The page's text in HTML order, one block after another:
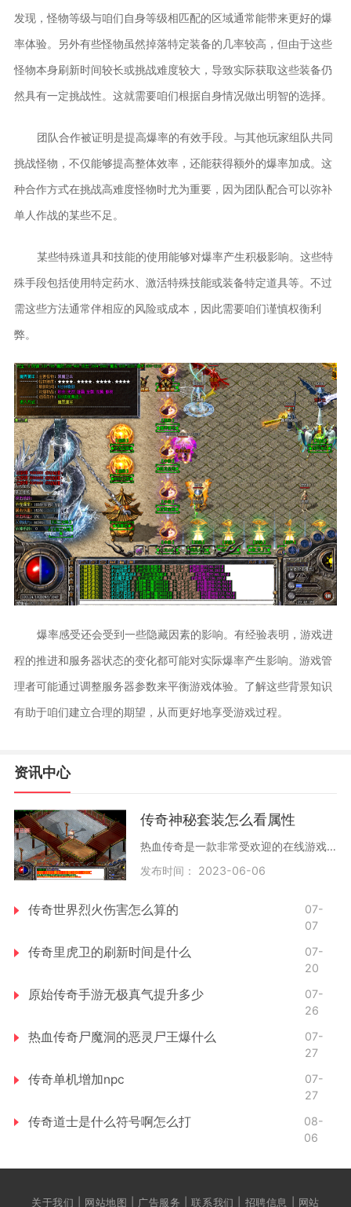
发现，怪物等级与咱们自身等级相匹配的区域通常能带来更好的爆
率体验。另外有些怪物虽然掉落特定装备的几率较高，但由于这些
怪物本身刷新时间较长或挑战难度较大，导致实际获取这些装备仍
然具有一定挑战性。这就需要咱们根据自身情况做出明智的选择。
团队合作被证明是提高爆率的有效手段。与其他玩家组队共同
挑战怪物，不仅能够提高整体效率，还能获得额外的爆率加成。这
种合作方式在挑战高难度怪物时尤为重要，因为团队配合可以弥补
单人作战的某些不足。
某些特殊道具和技能的使用能够对爆率产生积极影响。这些特
殊手段包括使用特定药水、激活特殊技能或装备特定道具等。不过
需这些方法通常伴相应的风险或成本，因此需要咱们谨慎权衡利
弊。
爆率感受还会受到一些隐藏因素的影响。有经验表明，游戏进
程的推进和服务器状态的变化都可能对实际爆率产生影响。游戏管
理者可能通过调整服务器参数来平衡游戏体验。了解这些背景知识
有助于咱们建立合理的期望，从而更好地享受游戏过程。
资讯中心
传奇神秘套装怎么看属性
热血传奇是一款非常受欢迎的在线游戏，在游戏中，玩家们可以选择不同的职业、挑战各种副本任务、参与PVP战斗等等。为了能够更好地提升自己的实力，玩家们可以通过不断地升级、
发布时间： 2023-06-06
传奇世界烈火伤害怎么算的
07-
07
传奇里虎卫的刷新时间是什么
07-
20
原始传奇手游无极真气提升多少
07-
26
热血传奇尸魔洞的恶灵尸王爆什么
07-
27
传奇单机增加npc
07-
27
传奇道士是什么符号啊怎么打
08-
06
关于我们 | 网站地图 | 广告服务 | 联系我们 | 招聘信息 | 网站